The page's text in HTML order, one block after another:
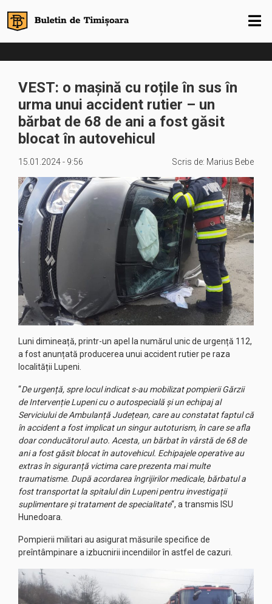
VEST: o mașină cu roțile în sus în
urma unui accident rutier – un
bărbat de 68 de ani a fost găsit
blocat în autovehicul
15.01.2024 - 9:56 Scris de: Marius Bebe
Luni dimineață, printr-un apel la numărul unic de urgență 112,
a fost anunțată producerea unui accident rutier pe raza
localității Lupeni.
“De urgență, spre locul indicat s-au mobilizat pompierii Gărzii
de Intervenție Lupeni cu o autospecială și un echipaj al
Serviciului de Ambulanță Județean, care au constatat faptul că
în accident a fost implicat un singur autoturism, în care se afla
doar conducătorul auto. Acesta, un bărbat în vârstă de 68 de
ani a fost găsit blocat în autovehicul. Echipajele operative au
extras în siguranță victima care prezenta mai multe
traumatisme. După acordarea îngrijirilor medicale, bărbatul a
fost transportat la spitalul din Lupeni pentru investigații
suplimentare și tratament de specialitate“, a transmis ISU
Hunedoara.
Pompierii militari au asigurat măsurile specifice de
preîntâmpinare a izbucnirii incendiilor în astfel de cazuri.